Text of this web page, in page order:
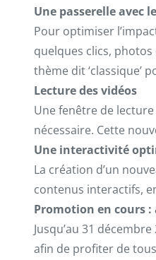
Une passerelle avec
Pour optimiser
quelques clics,
thème dit ‘classique’
Lecture des vidéos
Une fenêtre de
nécessaire. Cette
Une interactivité
La création d’un
contenus interactifs,
Promotion en cours :
Jusqu’au 31
afin de profiter de